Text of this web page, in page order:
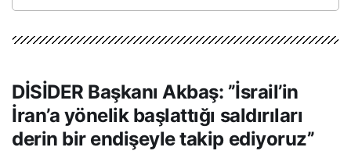
DİSİDER Başkanı Akbaş: ’’İsrail’in
İran’a yönelik başlattığı saldırıları
derin bir endişeyle takip ediyoruz’’